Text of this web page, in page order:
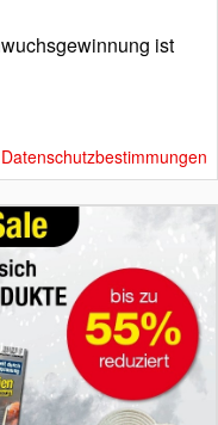
ist
Datenschutzbestimmungen